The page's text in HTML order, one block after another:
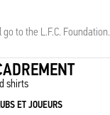
to the L.F.C. Foundation.
ET JOUEURS